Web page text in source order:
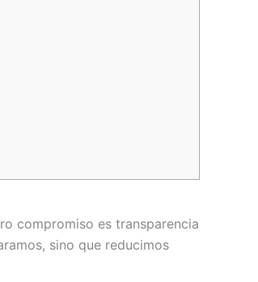
compromiso es transparencia
sino que reducimos